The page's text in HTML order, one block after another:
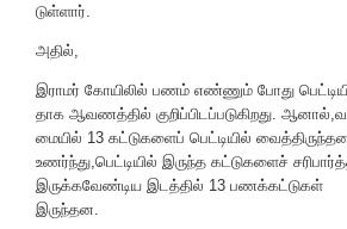
டுள்​ளார்.
அதில்,
இராமர் கோயிலில் பணம் எண்​ணும் போது
தாக ஆவணத்​தில் குறிப்பிடப்​படு​கிறது.
மை​யில் 13 கட்​டு​களைப் பெட்​டி​யில்
உணர்ந்​து,பெட்​டி​யில் இருந்த கட்​டு​களைச்
இருக்கவேண்​டிய இடத்​தில் 13 பணக்​கட்​டு​கள்
இருந்​தன.